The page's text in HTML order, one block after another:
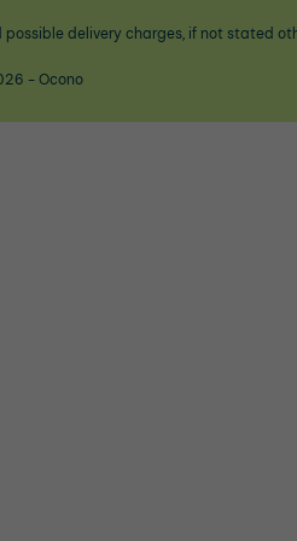
delivery charges, if not stated
- Ocono